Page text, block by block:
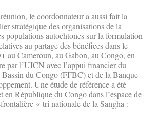
le coordonnateur a aussi fait la
stratégique des organisations de la
populations autochtones sur la formulation
au partage des bénéfices dans le
au Cameroun, au Gabon, au Congo, en
par l’UICN avec l’appui financier du
du Congo (FFBC) et de la Banque
Une étude de référence a été
en République du Congo dans l’espace de
« tri nationale de la Sangha :